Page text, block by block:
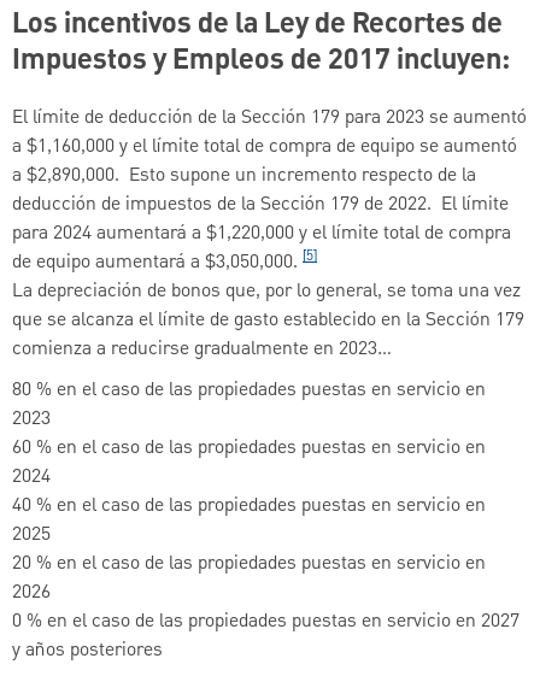
Los incentivos de la Ley de Recortes de
Impuestos y Empleos de 2017 incluyen:
El límite de deducción de la Sección 179 para 2023 se aumentó
a $1,160,000 y el límite total de compra de equipo se aumentó
a $2,890,000. Esto supone un incremento respecto de la
deducción de impuestos de la Sección 179 de 2022. El límite
para 2024 aumentará a $1,220,000 y el límite total de compra
de equipo aumentará a $3,050,000. [5]
La depreciación de bonos que, por lo general, se toma una vez
que se alcanza el límite de gasto establecido en la Sección 179
comienza a reducirse gradualmente en 2023…
80 % en el caso de las propiedades puestas en servicio en
2023
60 % en el caso de las propiedades puestas en servicio en
2024
40 % en el caso de las propiedades puestas en servicio en
2025
20 % en el caso de las propiedades puestas en servicio en
2026
0 % en el caso de las propiedades puestas en servicio en 2027
y años posteriores